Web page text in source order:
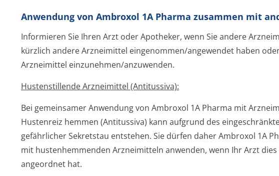
Anwendung von Ambroxol 1A Pharma zusammen mit
Informieren Sie Ihren Arzt oder Apotheker, wenn Sie andere
kürzlich andere Arzneimittel eingenommen/an­gewendet haben
Arzneimittel einzunehmen/an­zuwenden.
Hustenstillende Arzneimittel (Antitussiva):
Bei gemeinsamer Anwendung von Ambroxol 1A Pharma mit
Hustenreiz hemmen (Antitussiva) kann aufgrund des
gefährlicher Sekretstau entstehen. Sie dürfen daher Ambroxol 1A
mit hustenhemmenden Arzneimitteln anwenden, wenn Ihr Arzt
angeordnet hat.